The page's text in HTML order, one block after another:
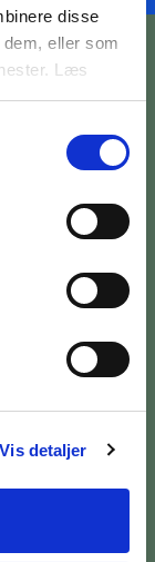
disse
eller som
Læs
Vis detaljer